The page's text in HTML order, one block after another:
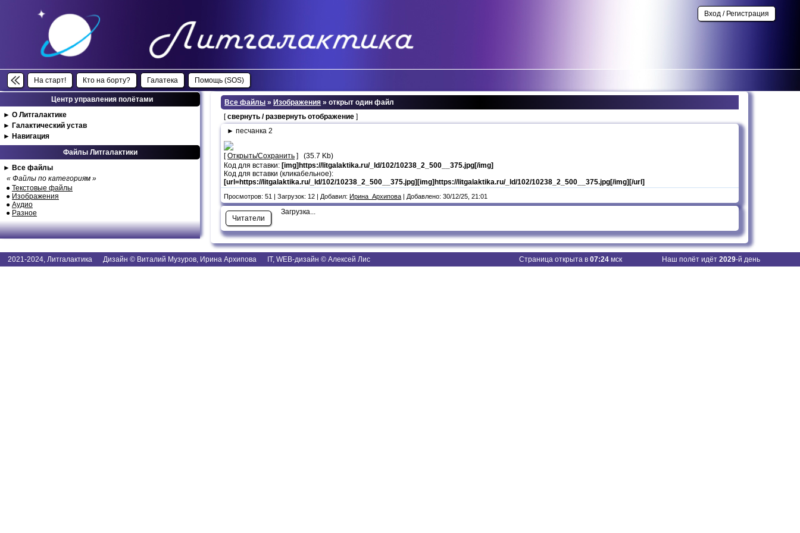
На старт! Кто на борту? Галатека Помощь (SOS)
Вход / Регистрация
Центр управления полётами
► О Литгалактике
► Галактический устав
► Навигация
Файлы Литгалактики
► Все файлы
« Файлы по категориям »
● Текстовые файлы
● Изображения
● Аудио
● Разное
Все файлы »Изображения » открыт один файл
[свернуть / развернуть отображение ]
► песчанка 2
[Открыть/Сохранить ] (35.7 Kb)
Код для вставки:[img]https://litgalaktika.ru/_ld/102/10238_2_500__375.jpg[/img]
Код для вставки (кликабельное):
[url=https://litgalaktika.ru/_ld/102/10238_2_500__375.jpg][img]https://litgalaktika.ru/_ld/102/10238_2_500__375.jpg[/img][/url]
Просмотров: 51 | Загрузок: 12 | Добавил:Ирина_Архипова | Добавлено: 30/12/25, 21:01
Читатели
Загрузка...
2021-2024, Литгалактика Дизайн © Виталий Музуров, Ирина Архипова IT, WEB-дизайн © Алексей Лис Наш полёт идёт 2029-й день
Страница открыта в 07:24мск